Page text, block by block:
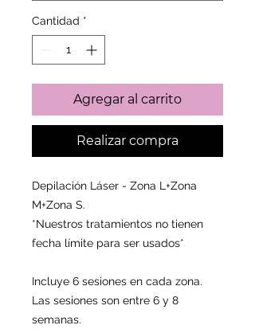
Cantidad *
Agregar al carrito
Realizar compra
Depilación Láser - Zona L+Zona
M+Zona S.
*Nuestros tratamientos no tienen
fecha límite para ser usados*
Incluye 6 sesiones en cada zona.
Las sesiones son entre 6 y 8
semanas.